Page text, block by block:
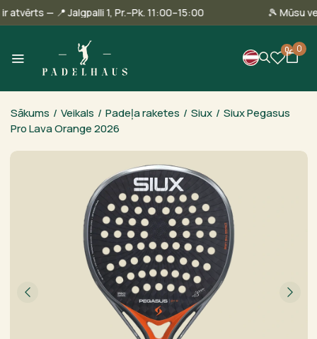
ir atvērts — 📍 Jalgpalli 1, Pr.–Pk. 11:00–15:00 🎾
0 0
Sākums / Veikals / Padeļa raketes / Siux / Siux Pegasus
Pro Lava Orange 2026